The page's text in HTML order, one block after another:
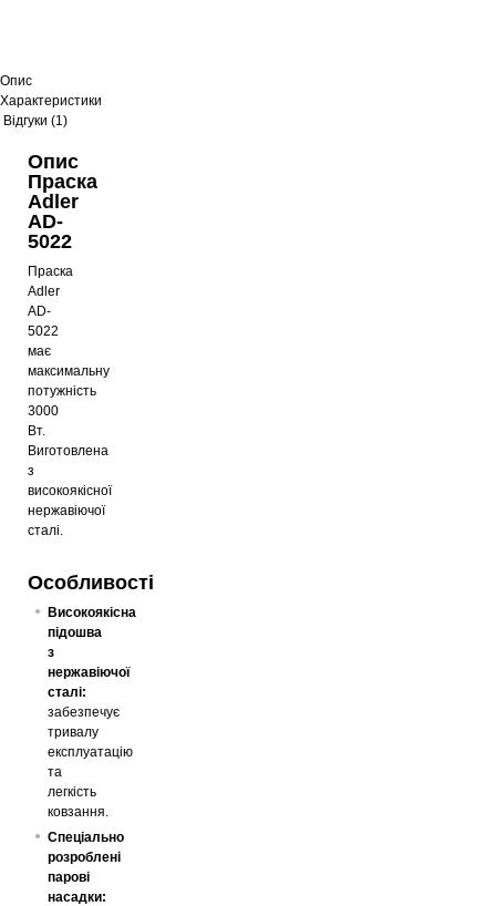
Опис
Характеристики
Відгуки (1)
Опис
Праска
Adler
AD-
5022
Праска
Adler
AD-
5022
має
максимальну
потужність
3000
Вт.
Виготовлена
з
високоякісної
нержавіючої
сталі.
Особливості
Високоякісна
підошва
з
нержавіючої
сталі:
забезпечує
тривалу
експлуатацію
та
легкість
ковзання.
Спеціально
розроблені
парові
насадки: